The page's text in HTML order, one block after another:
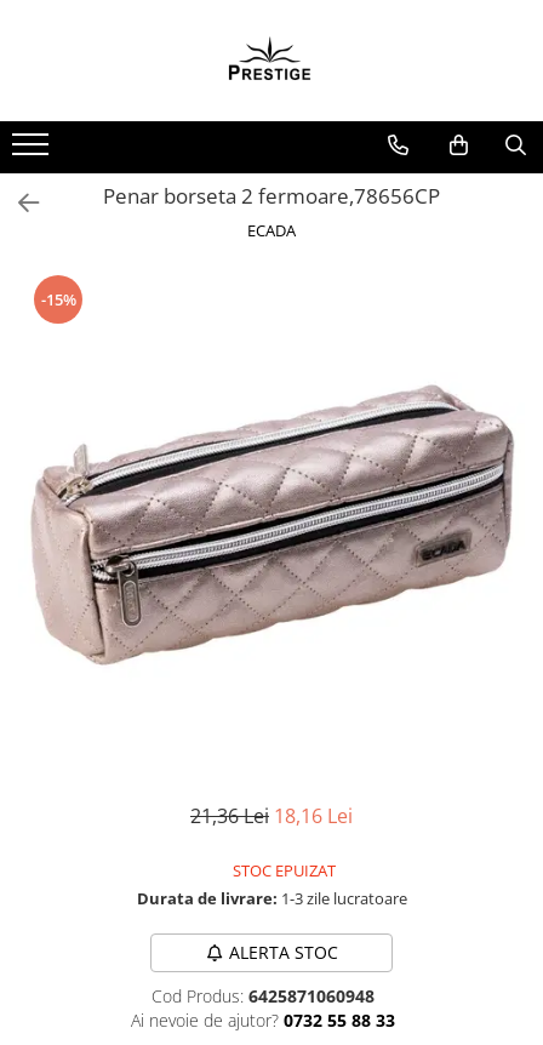
Noutati
Promotii
Pachete Speciale Carti
Arte Divinatorii
Astrologie
KidConnection
Minte Corp
New Illuminati Files
Numerologie
Paranormal
Parapsihologie
Penar borseta 2 fermoare,78656CP
ECADA
-15%
21,36 Lei 18,16 Lei
STOC EPUIZAT
Durata de livrare: 1-3 zile lucratoare
ALERTA STOC
Cod Produs: 6425871060948
Ai nevoie de ajutor? 0732 55 88 33